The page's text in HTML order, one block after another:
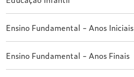
Ensino Fundamental - Anos Iniciais
Ensino Fundamental - Anos Finais